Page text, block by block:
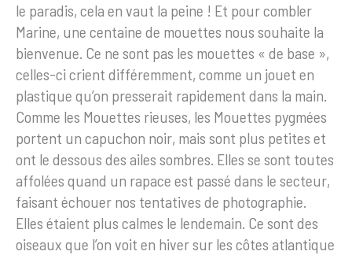
le paradis, cela en vaut la peine ! Et pour combler
Marine, une centaine de mouettes nous souhaite la
bienvenue. Ce ne sont pas les mouettes « de base »,
celles-ci crient différemment, comme un jouet en
plastique qu’on presserait rapidement dans la main.
Comme les Mouettes rieuses, les Mouettes pygmées
portent un capuchon noir, mais sont plus petites et
ont le dessous des ailes sombres. Elles se sont toutes
affolées quand un rapace est passé dans le secteur,
faisant échouer nos tentatives de photographie.
Elles étaient plus calmes le lendemain. Ce sont des
oiseaux que l’on voit en hiver sur les côtes atlantique